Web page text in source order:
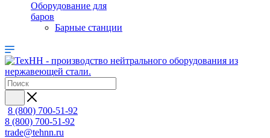
Оборудование для
баров
Барные станции
8 (800) 700-51-92
8 (800) 700-51-92
trade@tehnn.ru